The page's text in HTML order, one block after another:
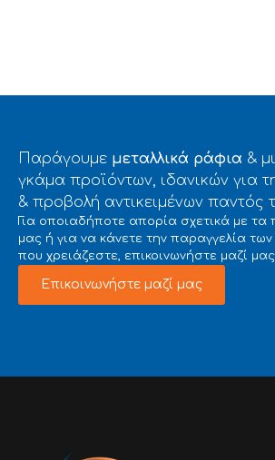
Παράγουμε μεταλλικά ράφια &
γκάμα προϊόντων, ιδανικών για
& προβολή αντικειμένων παντός
Για οποιαδήποτε απορία σχετικά με τα
μας ή για να κάνετε την παραγγελία
που χρειάζεστε, επικοινωνήστε μαζί
Επικοινωνήστε μαζί μας